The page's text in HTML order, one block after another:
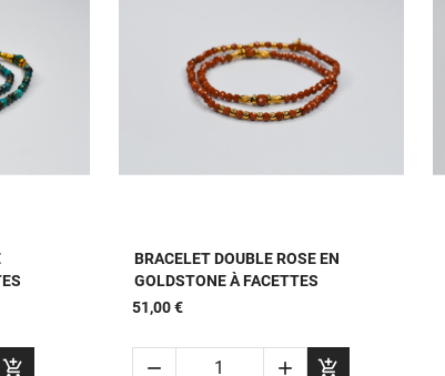

APERÇU RAPIDE
BRACELET DOUBLE ROSE EN
GOLDSTONE À FACETTES
51,00 €
  